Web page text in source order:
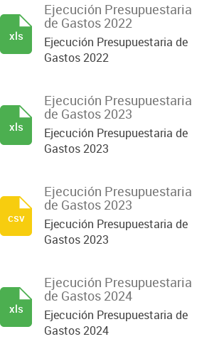
Ejecución Presupuestaria
de Gastos 2022
Ejecución Presupuestaria de
Gastos 2022
xls
Ejecución Presupuestaria
de Gastos 2023
Ejecución Presupuestaria de
Gastos 2023
xls
Ejecución Presupuestaria
de Gastos 2023
Ejecución Presupuestaria de
Gastos 2023
csv
Ejecución Presupuestaria
de Gastos 2024
Ejecución Presupuestaria de
Gastos 2024
xls